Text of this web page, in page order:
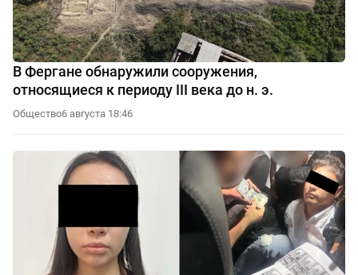
В Фергане обнаружили сооружения,
относящиеся к периоду III века до н. э.
Общество6 августа 18:46